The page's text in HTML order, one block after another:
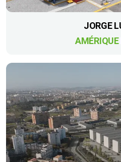
JORGE